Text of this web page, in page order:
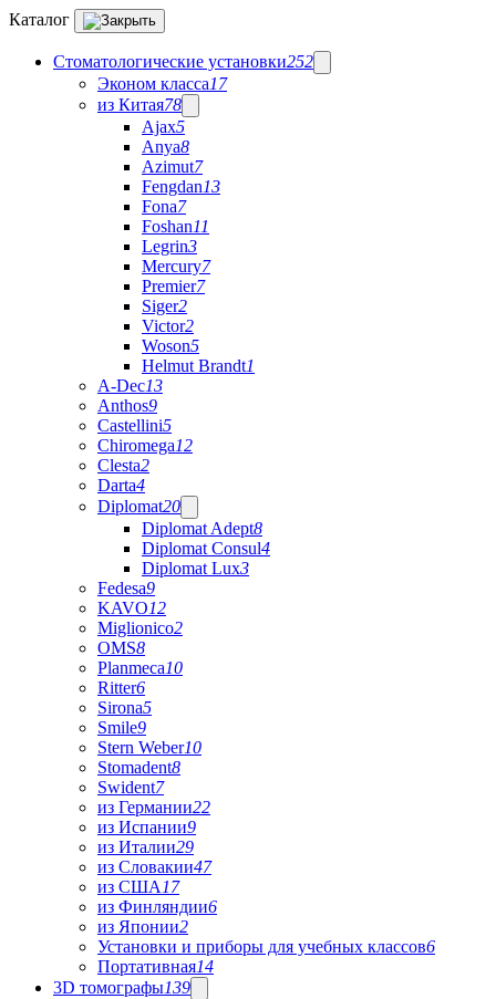
Каталог
Стоматологические установки252
Эконом класса17
из Китая78
Ajax5
Anya8
Azimut7
Fengdan13
Fona7
Foshan11
Legrin3
Mercury7
Premier7
Siger2
Victor2
Woson5
Helmut Brandt1
A-Dec13
Anthos9
Castellini5
Chiromega12
Clesta2
Darta4
Diplomat20
Diplomat Adept8
Diplomat Consul4
Diplomat Lux3
Fedesa9
KAVO12
Miglionico2
OMS8
Planmeca10
Ritter6
Sirona5
Smile9
Stern Weber10
Stomadent8
Swident7
из Германии22
из Испании9
из Италии29
из Словакии47
из США 17
из Финляндии6
из Японии2
Установки и приборы для учебных классов6
Портативная14
3D томографы139